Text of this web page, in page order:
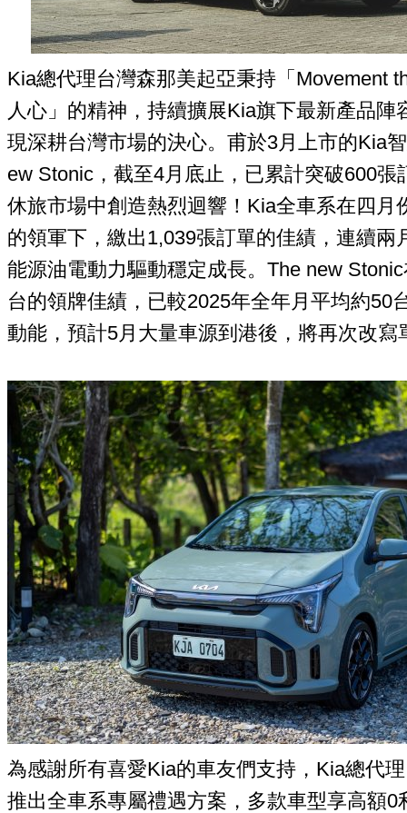
Kia總代理台灣森那美起亞秉持「Movement
人心」的精神，持續擴展Kia旗下最新產品陣
現深耕台灣市場的決心。甫於3月上市的Kia
ew Stonic，截至4月底止，已累計突破600張
休旅市場中創造熱烈迴響！Kia全車系在四月
的領軍下，繳出1,039張訂單的佳績，連續兩
能源油電動力驅動穩定成長。The new
台的領牌佳績，已較2025年全年月平均約50
動能，預計5月大量車源到港後，將再次改寫
為感謝所有喜愛Kia的車友們支持，Kia總代
推出全車系專屬禮遇方案，多款車型享高額0